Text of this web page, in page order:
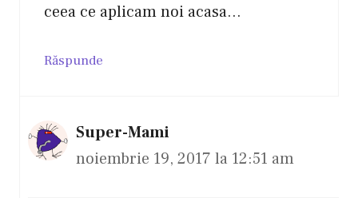
ceea ce aplicam noi acasa…
Răspunde
Super-Mami
noiembrie 19, 2017 la 12:51 am